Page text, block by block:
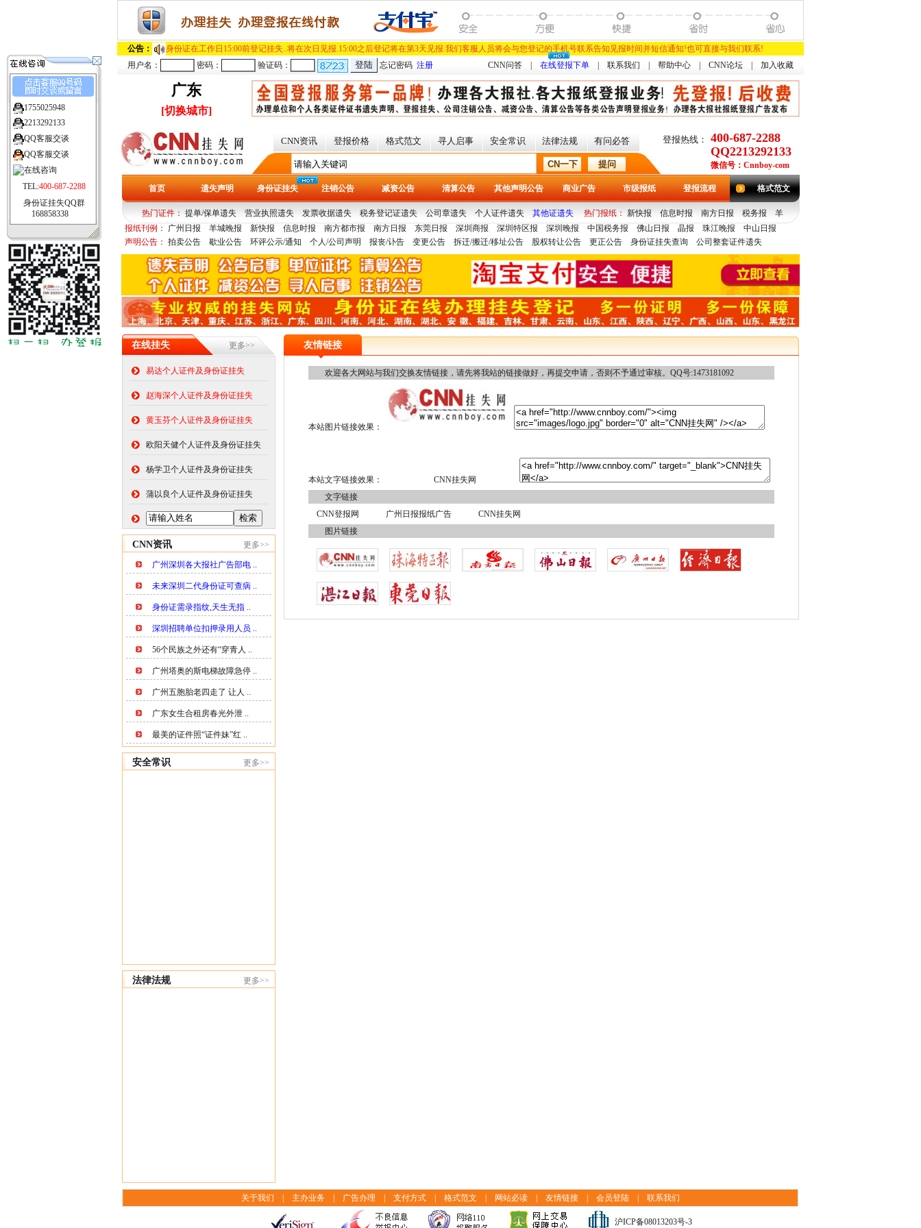
公告：
身份证在工作日15:00前登记挂失..将在次日见报.15:00之后登记将在第3天见报.我们客服人员将会与您登记的手机号联系告知见报时间并短信通知!也可直接与我们联系!
用户名：
密码： 验证码： 忘记密码 注册 CNN问答 在线登报下单 联系我们 帮助中心 CNN论坛 加入收藏
广东
[切换城市]
CNN资讯 登报价格 格式范文 寻人启事 安全常识 法律法规 有问必答 登报热线：
400-687-2288
QQ2213292133
微信号：Cnnboy-com
首页 遗失声明 身份证挂失 注销公告 减资公告 清算公告 其他声明公告 商业广告 市级报纸 登报流程 格式范文
热门证件： 提单/保单遗失 营业执照遗失 发票收据遗失 税务登记证遗失 公司章遗失 个人证件遗失 其他证遗失 热门报纸： 新快报 信息时报 南方日报 税务报 羊
城晚报 深圳特区报 深圳商报
报纸刊例： 广州日报 羊城晚报 新快报 信息时报 南方都市报 南方日报 东莞日报 深圳商报 深圳特区报 深圳晚报 中国税务报 佛山日报 晶报 珠江晚报
中山日报
声明公告： 拍卖公告 歇业公告 环评公示/通知 个人/公司声明 报丧/讣告 变更公告 拆迁/搬迁/移址公告 股权转让公告 更正公告 身份证挂失查询 公司整套证件遗失
在线挂失 更多>>
易达个人证件及身份证挂失
赵海深个人证件及身份证挂失
黄玉芬个人证件及身份证挂失
欧阳天健个人证件及身份证挂失
杨学卫个人证件及身份证挂失
蒲以良个人证件及身份证挂失
CNN资讯 更多>>
广州深圳各大报社广告部电 ..
未来深圳二代身份证可查病 ..
身份证需录指纹,天生无指 ..
深圳招聘单位扣押录用人员 ..
56个民族之外还有“穿青人 ..
广州塔奥的斯电梯故障急停 ..
广州五胞胎老四走了 让人 ..
广东女生合租房春光外泄 ..
最美的证件照“证件妹”红 ..
安全常识 更多>>
法律法规 更多>>
友情链接
欢迎各大网站与我们交换友情链接，请先将我站的链接做好，再提交申请，否则不予通过审核。QQ号:1473181092
本站图片链接效果：
本站文字链接效果： CNN挂失网
文字链接
CNN登报网
广州日报报纸广告
CNN挂失网
图片链接
关于我们 主办业务 广告办理 支付方式| 格式范文 网站必读| 友情链接| 会员登陆| 联系我们
沪ICP备08013203号-3
1755025948
2213292133
QQ客服交谈
QQ客服交谈
TEL:400-687-2288
身份证挂失QQ群
168858338